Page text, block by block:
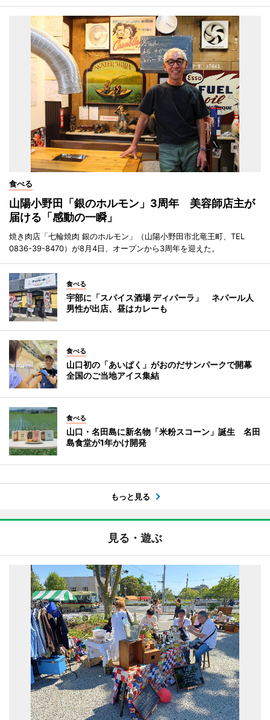
食べる
山陽小野田「銀のホルモン」3周年 美容師店主が
届ける「感動の一瞬」
焼き肉店「七輪焼肉 銀のホルモン」（山陽小野田市北竜王町、TEL
0836-39-8470）が8月4日、オープンから3周年を迎えた。
食べる
宇部に「スパイス酒場 ディパーラ」 ネパール人
男性が出店、昼はカレーも
食べる
山口初の「あいぱく」がおのだサンパークで開幕
全国のご当地アイス集結
食べる
山口・名田島に新名物「米粉スコーン」誕生 名田
島食堂が1年かけ開発
もっと見る
見る・遊ぶ